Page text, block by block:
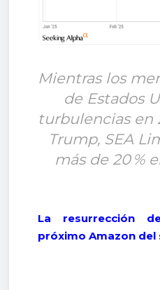
Mientras los
de Estados
turbulencias en
Trump, SEA
más de 20 %
La resurrección
próximo Amazon del